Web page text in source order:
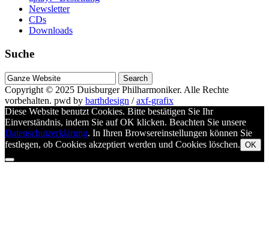
Newsletter
CDs
Downloads
Suche
Suche
nach
Copyright © 2025 Duisburger Philharmoniker. Alle Rechte
vorbehalten. pwd by barthdesign /axf-grafix
Diese Website benutzt Cookies. Bitte bestätigen Sie Ihr
Einverständnis, indem Sie auf OK klicken. Beachten Sie unsere
Datenschutzerklärung. In Ihren Browsereinstellungen können Sie
festlegen, ob Cookies akzeptiert werden und Cookies löschen. OK